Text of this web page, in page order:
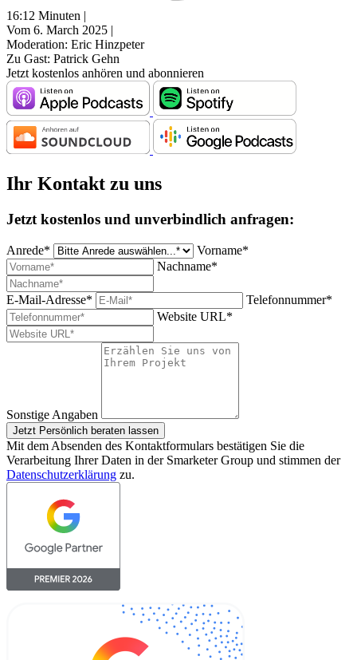
16:12 Minuten |
Vom 6. March 2025 |
Moderation: Eric Hinzpeter
Zu Gast: Patrick Gehn
Jetzt kostenlos anhören und abonnieren
Ihr Kontakt zu uns
Jetzt kostenlos und unverbindlich anfragen:
Anrede*
Vorname*
Nachname*
E-Mail-Adresse*
Telefonnummer*
Website URL*
Sonstige Angaben
Jetzt Persönlich beraten lassen
Mit dem Absenden des Kontaktformulars bestätigen Sie die
Verarbeitung Ihrer Daten in der Smarketer Group und stimmen der
Datenschutzerklärung zu.